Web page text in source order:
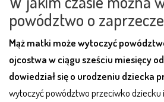
powództwo o
Mąż matki może wytoczyć
ojcostwa w ciągu sześciu miesięcy
dowiedział się o urodzeniu dziecka
wytoczyć powództwo przeciwko dziecku